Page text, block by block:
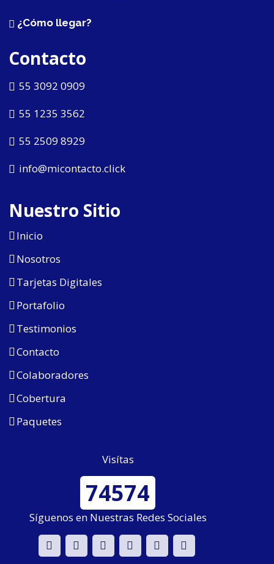
¿Cómo llegar?
Contacto
55 3092 0909
55 1235 3562
55 2509 8929
info@micontacto.click
Nuestro Sitio
Inicio
Nosotros
Tarjetas Digitales
Portafolio
Testimonios
Contacto
Colaboradores
Cobertura
Paquetes
Visítas
74574
Síguenos en Nuestras Redes Sociales